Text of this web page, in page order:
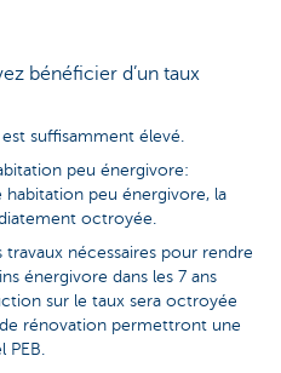
bénéficier d’un taux
suffisamment élevé.
peu énergivore:
habitation peu énergivore, la
octroyée.
travaux nécessaires pour rendre
énergivore dans les 7 ans
sur le taux sera octroyée
rénovation permettront une
PEB.